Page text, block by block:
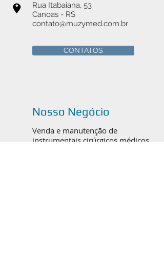
Rua Itabaiana, 53
Canoas - RS
contato@muzymed.com.br
Nosso Negócio
Venda e manutenção de
instrumentais cirúrgicos médicos,
CONTATOS